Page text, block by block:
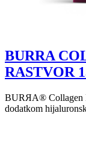
BURRA
RASTVOR
BURЯA® Collagen
dodatkom